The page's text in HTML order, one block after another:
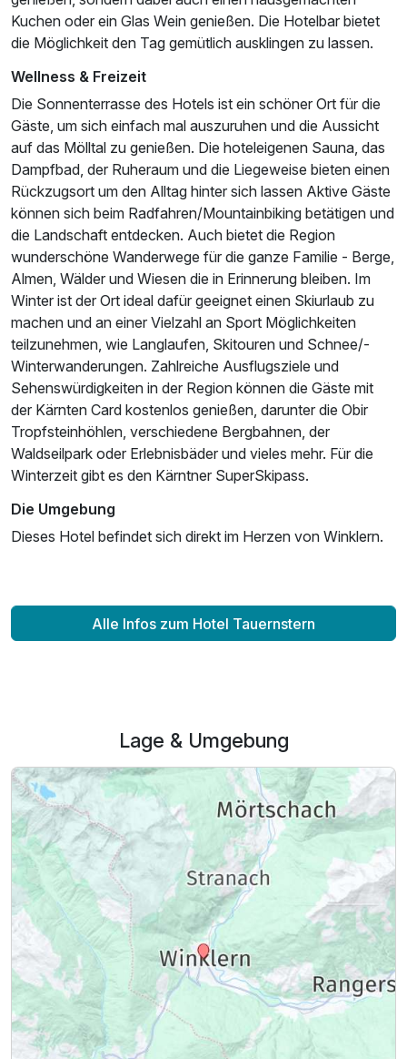
Für 6 Tage p.P. ab654,75 €
Einzelzimmer
1 Erwachsenen und 1 Kind
Ausstattung
1 Erwachsenen und 2 Kinder
Kuchen oder ein Glas Wein genießen. Die Hotelbar bietet
die Möglichkeit den Tag gemütlich ausklingen zu lassen.
Wellness & Freizeit
Die Sonnenterrasse des Hotels ist ein schöner Ort für die
Gäste, um sich einfach mal auszuruhen und die Aussicht
auf das Mölltal zu genießen. Die hoteleigenen Sauna, das
Dampfbad, der Ruheraum und die Liegeweise bieten einen
Rückzugsort um den Alltag hinter sich lassen Aktive Gäste
können sich beim Radfahren/Mountainbiking betätigen und
die Landschaft entdecken. Auch bietet die Region
wunderschöne Wanderwege für die ganze Familie - Berge,
Almen, Wälder und Wiesen die in Erinnerung bleiben. Im
Winter ist der Ort ideal dafür geeignet einen Skiurlaub zu
machen und an einer Vielzahl an Sport Möglichkeiten
teilzunehmen, wie Langlaufen, Skitouren und Schnee/-
Winterwanderungen. Zahlreiche Ausflugsziele und
Sehenswürdigkeiten in der Region können die Gäste mit
der Kärnten Card kostenlos genießen, darunter die Obir
Tropfsteinhöhlen, verschiedene Bergbahnen, der
Waldseilpark oder Erlebnisbäder und vieles mehr. Für die
Winterzeit gibt es den Kärntner SuperSkipass.
Die Umgebung
Dieses Hotel befindet sich direkt im Herzen von Winklern.
Alle Infos zum Hotel Tauernstern
Lage & Umgebung